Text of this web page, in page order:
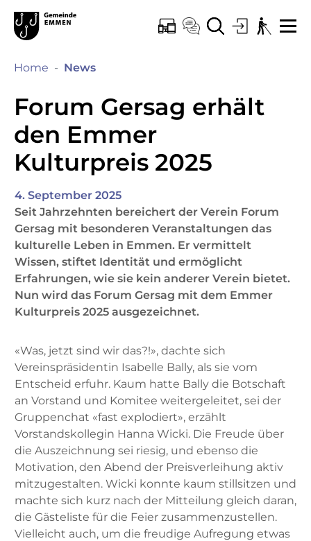
zur Startseite
Direkt zur Hauptnavigation
Direkt zum Inhalt
Direkt zur Suche
Direkt zum Stichwortverzeichnis
KopfzeileEmmen
Hauptnavigation
ONLINE-SCHALTER
KONTAKT
SUCHELOGIN
Hauptinhalt
Home News(ausgewählt)
Forum Gersag erhält
den Emmer
Kulturpreis 2025
4. September 2025
Seit Jahrzehnten bereichert der Verein Forum
Gersag mit besonderen Veranstaltungen das
kulturelle Leben in Emmen. Er vermittelt
Wissen, stiftet Identität und ermöglicht
Erfahrungen, wie sie kein anderer Verein bietet.
Nun wird das Forum Gersag mit dem Emmer
Kulturpreis 2025 ­ausgezeichnet.
«Was, jetzt sind wir das?!», dachte sich
Vereinspräsidentin Isabelle Bally, als sie vom
Entscheid erfuhr. Kaum hatte Bally die Botschaft
an Vorstand und Komitee weitergeleitet, sei der
Gruppenchat «fast explodiert», erzählt
Vorstandskollegin Hanna Wicki. Die Freude über
die Auszeichnung sei riesig, und ebenso die
Motivation, den Abend der Preisverleihung aktiv
mitzugestalten. Wicki konnte kaum stillsitzen und
machte sich kurz nach der Mitteilung gleich daran,
die Gästeliste für die Feier zusammenzustellen.
Vielleicht auch, um die freudige Aufregung etwas